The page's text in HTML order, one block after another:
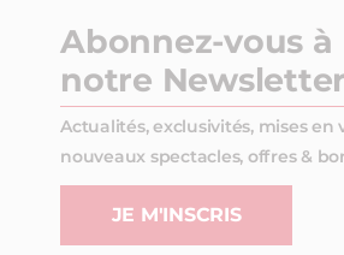
Abonnez-vous à
notre
Actualités, exclusivités, mises en
nouveaux spectacles, offres &
JE M'INSCRIS